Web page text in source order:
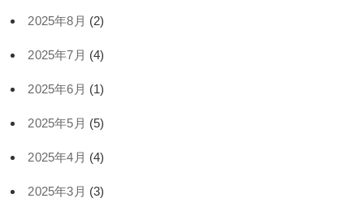
2025年8月 (2)
2025年7月 (4)
2025年6月 (1)
2025年5月 (5)
2025年4月 (4)
2025年3月 (3)